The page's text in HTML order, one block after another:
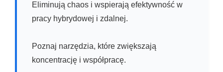
Eliminują chaos i wspierają efektywność w
pracy hybrydowej i zdalnej.
Poznaj narzędzia, które zwiększają
koncentrację i współpracę.